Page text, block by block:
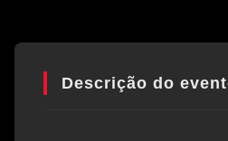
Descrição do